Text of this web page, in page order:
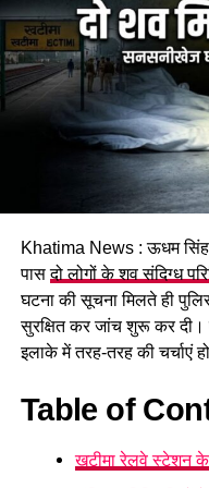
संभावित स्थानों पर भी
हादसे का
वायरल
इस घटना से जुड़ा एक वीडियो
तेजी से वायरल हो रहा है।
एक शिवभक्त गंगा स्नान के
कैमरे में कांवड़िए के गंगा में
घटनाक्रम रिकॉर्ड हो गया।
घाटों पर सुरक्षा को लेकर
प्रतिबंधित
रहे हादसे
सुरक्षा के व्यापक इंतजाम किए
Khatima News : ऊधम
पासदो लोगों के शव संदिग्ध
घटना की सूचना मिलते ही
सुरक्षित कर जांच शुरू कर दी।
इलाके में तरह-तरह की चर्चाएं
Table of
खटीमा रेलवे स्टेशन